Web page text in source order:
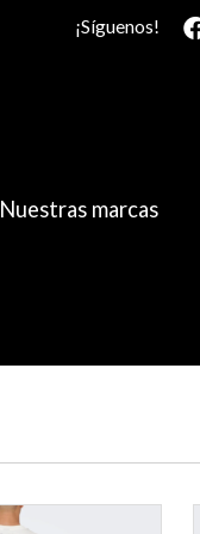
¡Síguenos!
Nuestras marcas